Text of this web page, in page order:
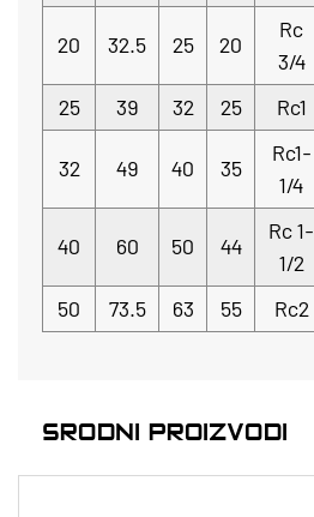
20 32.5 25 20
Rc
3/4
25 39 32 25 Rc1
32 49 40 35
Rc1-
1/4
40 60 50 44
Rc 1-
1/2
50 73.5 63 55 Rc2
SRODNI PROIZVODI